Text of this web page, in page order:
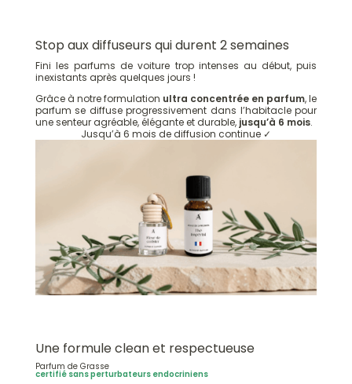
Stop aux diffuseurs qui durent 2 semaines
Fini les parfums de voiture trop intenses au début, puis
inexistants après quelques jours !
Grâce à notre formulation ultra concentrée en parfum, le
parfum se diffuse progressivement dans l’habitacle pour
une senteur agréable, élégante et durable, jusqu’à 6 mois.
Jusqu’à 6 mois de diffusion continue ✓
Une formule clean et respectueuse
Parfum de Grasse
certifié sans perturbateurs endocriniens